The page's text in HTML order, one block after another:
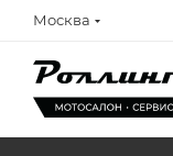
Москва